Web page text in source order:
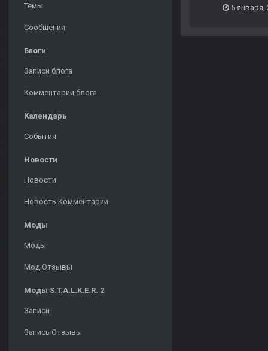
Темы
Сообщения
Блоги
Записи блога
Комментарии блога
Календарь
События
Новости
Новости
Новость Комментарии
Моды
Моды
Мод Отзывы
Моды S.T.A.L.K.E.R. 2
Записи
Запись Отзывы
5 января,